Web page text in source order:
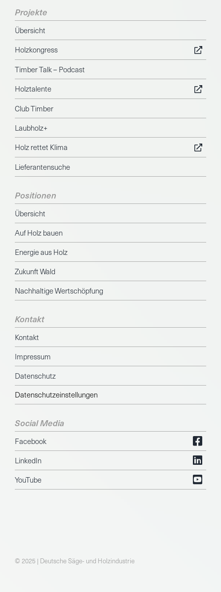
Projekte
Übersicht
Holzkongress
Timber Talk – Podcast
Holztalente
Club Timber
Laubholz+
Holz rettet Klima
Lieferantensuche
Positionen
Übersicht
Auf Holz bauen
Energie aus Holz
Zukunft Wald
Nachhaltige Wertschöpfung
Kontakt
Kontakt
Impressum
Datenschutz
Datenschutzeinstellungen
Social Media
Facebook
LinkedIn
YouTube
© 2025 | Deutsche Säge- und Holzindustrie